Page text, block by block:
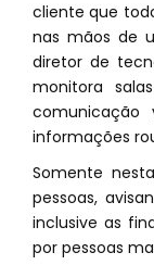
cliente que
nas mãos de
diretor de
monitora
informações
Somente
pessoas,
inclusive as
por pessoas